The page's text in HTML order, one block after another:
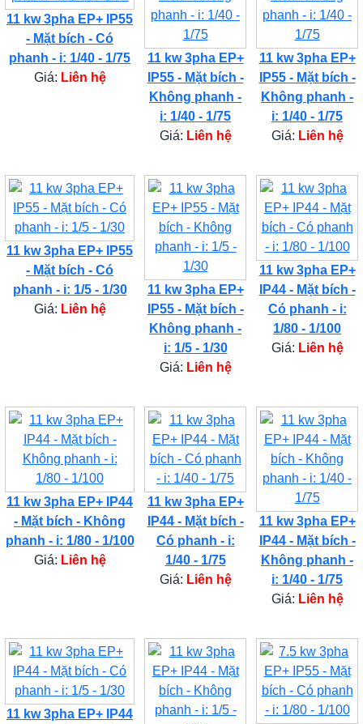
11 kw 3pha EP+ IP55
- Mặt bích - Có
phanh - i: 1/40 - 1/75
Giá: Liên hệ
11 kw 3pha EP+
IP55 - Mặt bích -
Không phanh -
i: 1/40 - 1/75
Giá: Liên hệ
11 kw 3pha EP+
IP55 - Mặt bích -
Không phanh -
i: 1/40 - 1/75
Giá: Liên hệ
11 kw 3pha EP+ IP55
- Mặt bích - Có
phanh - i: 1/5 - 1/30
Giá: Liên hệ
11 kw 3pha EP+
IP55 - Mặt bích -
Không phanh -
i: 1/5 - 1/30
Giá: Liên hệ
11 kw 3pha EP+
IP44 - Mặt bích -
Có phanh - i:
1/80 - 1/100
Giá: Liên hệ
11 kw 3pha EP+ IP44
- Mặt bích - Không
phanh - i: 1/80 - 1/100
Giá: Liên hệ
11 kw 3pha EP+
IP44 - Mặt bích -
Có phanh - i:
1/40 - 1/75
Giá: Liên hệ
11 kw 3pha EP+
IP44 - Mặt bích -
Không phanh -
i: 1/40 - 1/75
Giá: Liên hệ
11 kw 3pha EP+ IP44